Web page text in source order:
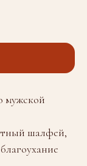
мужской
шалфей,